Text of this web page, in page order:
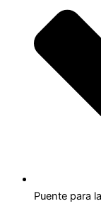
Puente para